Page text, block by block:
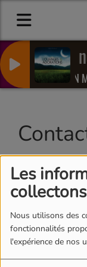
Les
collectons
Nous utilisons des
fonctionnalités
l'expérience de nos
Le
JEAN
Nom*
Email*